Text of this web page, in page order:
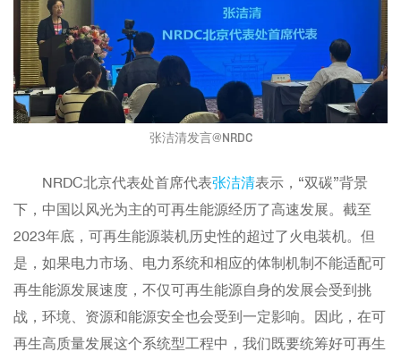
张洁清发言@NRDC
NRDC北京代表处首席代表张洁清表示，“双碳”背景
下，中国以风光为主的可再生能源经历了高速发展。截至
2023年底，可再生能源装机历史性的超过了火电装机。但
是，如果电力市场、电力系统和相应的体制机制不能适配可
再生能源发展速度，不仅可再生能源自身的发展会受到挑
战，环境、资源和能源安全也会受到一定影响。因此，在可
再生高质量发展这个系统型工程中，我们既要统筹好可再生